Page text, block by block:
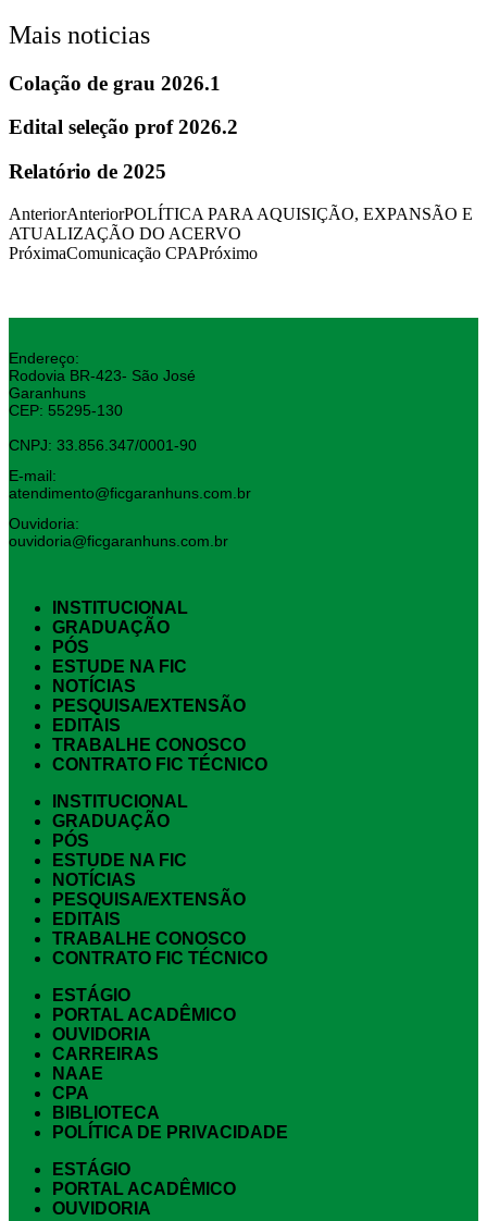
Mais noticias
Colação de grau 2026.1
Edital seleção prof 2026.2
Relatório de 2025
AnteriorAnteriorPOLÍTICA PARA AQUISIÇÃO, EXPANSÃO E
ATUALIZAÇÃO DO ACERVO
PróximaComunicação CPAPróximo
Endereço:
Rodovia BR-423- São José
Garanhuns
CEP: 55295-130
CNPJ: 33.856.347/0001-90
E-mail:
atendimento@ficgaranhuns.com.br
Ouvidoria:
ouvidoria@ficgaranhuns.com.br
INSTITUCIONAL
GRADUAÇÃO
PÓS
ESTUDE NA FIC
NOTÍCIAS
PESQUISA/EXTENSÃO
EDITAIS
TRABALHE CONOSCO
CONTRATO FIC TÉCNICO
INSTITUCIONAL
GRADUAÇÃO
PÓS
ESTUDE NA FIC
NOTÍCIAS
PESQUISA/EXTENSÃO
EDITAIS
TRABALHE CONOSCO
CONTRATO FIC TÉCNICO
ESTÁGIO
PORTAL ACADÊMICO
OUVIDORIA
CARREIRAS
NAAE
CPA
BIBLIOTECA
POLÍTICA DE PRIVACIDADE
ESTÁGIO
PORTAL ACADÊMICO
OUVIDORIA